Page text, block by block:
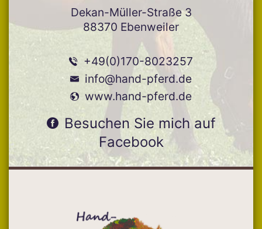
Dekan-Müller-Straße 3
88370 Ebenweiler
+49(0)170-8023257
info@hand-pferd.de
www.hand-pferd.de
Besuchen Sie mich auf
Facebook